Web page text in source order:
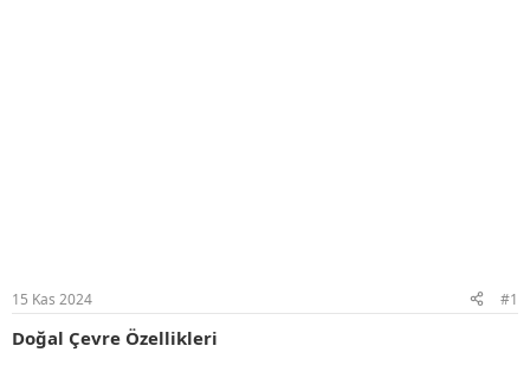
15 Kas 2024 #1
Doğal Çevre Özellikleri